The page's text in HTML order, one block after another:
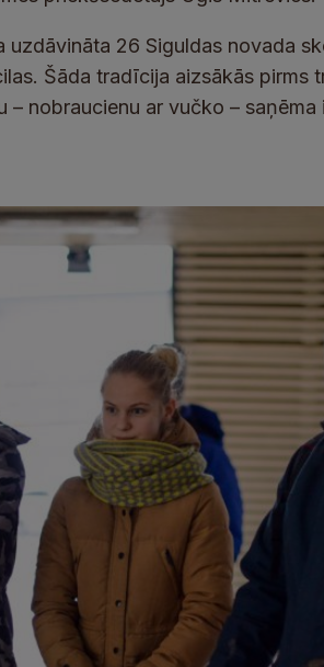
26 Siguldas novada
Šāda tradīcija aizsākās pirms
– nobraucienu ar vučko –